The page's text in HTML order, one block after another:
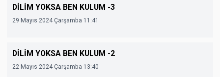
DİLİM YOKSA BEN KULUM -3
29 Mayıs 2024 Çarşamba 11:41
DİLİM YOKSA BEN KULUM -2
22 Mayıs 2024 Çarşamba 13:40